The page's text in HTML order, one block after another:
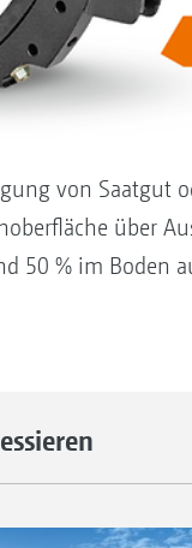
von Saatgut
über
50 % im Boden